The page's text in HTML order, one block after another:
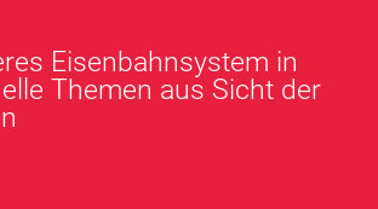
Eisenbahnsystem in
Themen aus Sicht der